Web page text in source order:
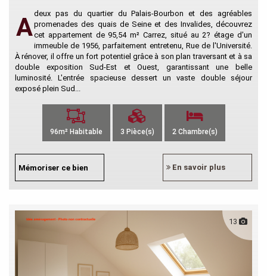
Adeux pas du quartier du Palais-Bourbon et des agréables
promenades des quais de Seine et des Invalides, découvrez
cet appartement de 95,54 m² Carrez, situé au 2? étage d'un
immeuble de 1956, parfaitement entretenu, Rue de l'Université.
À rénover, il offre un fort potentiel grâce à son plan traversant et à sa
double exposition Sud-Est et Ouest, garantissant une belle
luminosité. L'entrée spacieuse dessert un vaste double séjour
exposé plein Sud...
96m² Habitable 3 Pièce(s) 2 Chambre(s)
Mémoriser ce bien En savoir plus
13